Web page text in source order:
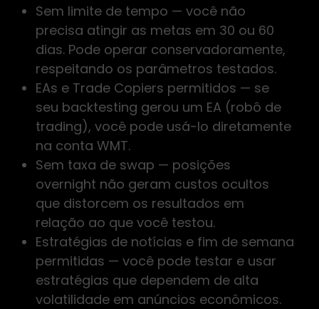
Sem limite de tempo — você não
precisa atingir as metas em 30 ou 60
dias. Pode operar conservadoramente,
respeitando os parâmetros testados.
EAs e Trade Copiers permitidos — se
seu backtesting gerou um EA (robô de
trading), você pode usá-lo diretamente
na conta WMT.
Sem taxa de swap — posições
overnight não geram custos ocultos
que distorcem os resultados em
relação ao que você testou.
Estratégias de notícias e fim de semana
permitidas — você pode testar e usar
estratégias que dependem de alta
volatilidade em anúncios econômicos.